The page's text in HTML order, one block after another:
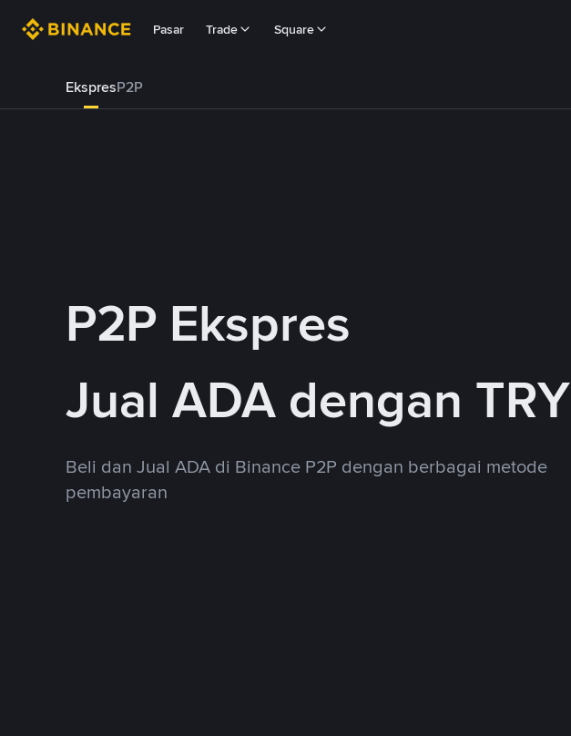
Pasar Trade Square
EkspresP2P
P2P Ekspres
Jual ADA dengan TRY
Beli dan Jual ADA di Binance P2P dengan berbagai metode
pembayaran